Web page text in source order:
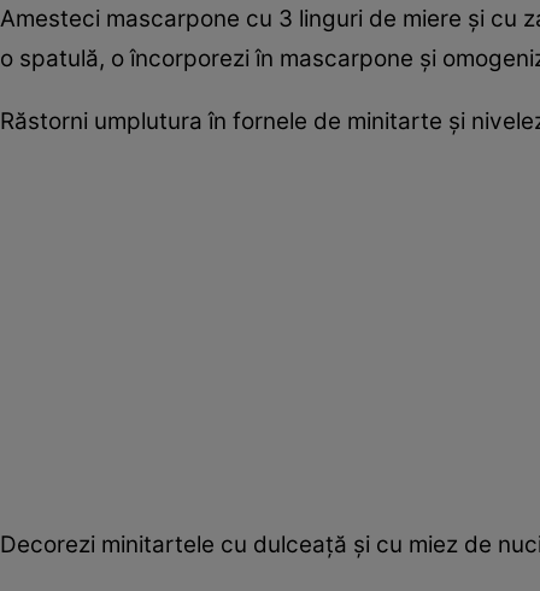
Amesteci mascarpone cu 3 linguri de miere și cu
o spatulă, o încorporezi în mascarpone și
Răstorni umplutura în fornele de minitarte și
Decorezi minitartele cu dulceață și cu miez de